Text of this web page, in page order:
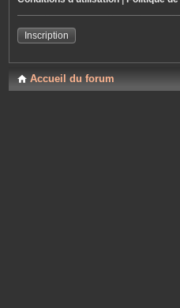
Inscription
Accueil du forum